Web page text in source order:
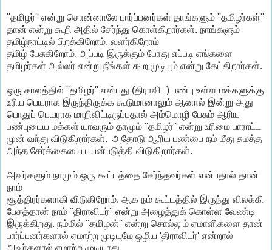
''தமிழர்'' என்று சொன்னாலே பார்ப்பனர்கள் தாங்களும் ''தமிழர்கள்''
தான் என்று கூறி அதில் சேர்ந்து கொள்கிறார்கள். நாங்களும்
தமிழ்நாட்டில் பிறக்கிறோம், வளர்கிறோம்
தமிழ் பேசுகிறோம். அப்படி இருக்கும் போது எப்படி எங்களை
தமிழர்கள் அல்லர் என்று நீங்கள் கூற முடியும் என்று கேட்கிறார்கள்.
ஒரு காலத்தில் ''தமிழர்'' என்பது (திராவிட) பண்பு உள்ள மக்களுக்கு
உரிய பெயராக இருந்திருக்க கூடுமானாலும் ஆனால் இன்று அது
பொதுப் பெயராக மாறிவிட்டிருப்பதால் அம்மொழி பேசும் ஆரிய
பண்புடைய மக்கள் யாவரும் தாமும் ''தமிழர்'' என்று உரிமை பாராட்ட
முன் வந்து விடுகிறார்கள். அதோடு ஆரிய பண்பை நம் மீது சுமத்த
அந்த சேர்க்கையை பயன்படுத்தி விடுகிறார்கள்.
அவர்களும் நாமும் ஒரு கூட்டத்தை சேர்ந்தவர்கள் என்பதால் தான்
நாம்
சூத்திரர்களாகி விடுகிறோம். ஆக நம் கூட்டத்தில் இருந்து விலக்கி
பேசத்தான் நாம் ''திராவிடர்'' என்று அழைத்துக் கொள்ள வேண்டி
இருக்கிறது. நம்மில் ''தமிழன்'' என்று சொல்லும் ஏமாளிகளை தான்
பார்ப்பனர்களால் ஏமாற்ற முடியுமே ஒழிய 'திராவிடர்' என்றால்
அவர்களால் ஏமாற்ற முடியாது.